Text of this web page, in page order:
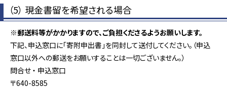
（5） 現金書留を希望される場合
※郵送料等がかかりますので、ご負担くださるようお願いします。
下記、申込窓口に「寄附申出書」を同封して送付してください。（申込
窓口以外への郵送をお願いすることは一切ございません。）
問合せ ・ 申込窓口
〒640-8585